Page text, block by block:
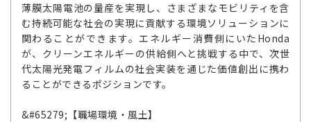
薄膜太陽電池の量産を実現し、さまざまなモビリティを含
む持続可能な社会の実現に貢献する環境ソリューションに
関わることができます。エネルギー消費側にいたHonda
が、クリーンエネルギーの供給側へと挑戦する中で、次世
代太陽光発電フィルムの社会実装を通じた価値創出に携わ
ることができるポジションです。
&#65279;【職場環境・風土】